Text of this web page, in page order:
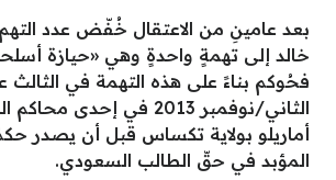
بعد عامينِ من الاعتقال خُفّض عدد
خالد إلى تهمةٍ واحدةٍ وهي «حيازة
فحُوكم بناءً على هذه التهمة في
الثاني/نوفمبر 2013 في
أماريلو بولاية تكساس قبل أن يصدر
المؤبد في حقّ الطالب السعودي.